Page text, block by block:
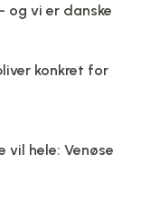
og vi er danske
konkret for
vil hele: Venøse